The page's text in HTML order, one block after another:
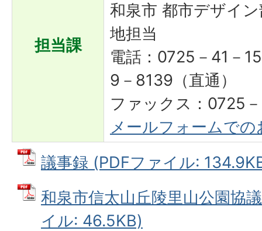
担当課
和泉市 都市デザイ
地担当
電話：0725－41－
9－8139（直通）
ファックス：0725
メールフォームで
議事録 (PDFファイル:
和泉市信太山丘陵里山公園協
イル: 46.5KB)